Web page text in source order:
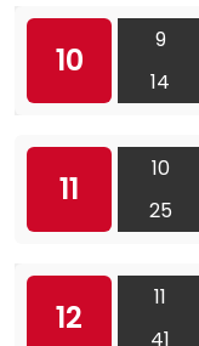
10
9
14
11
10
25
12
11
41